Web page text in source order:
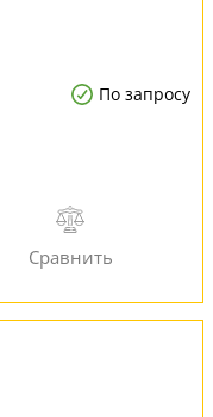
По запросу